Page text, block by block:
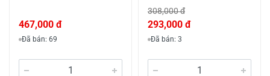
467,000 đ
Đã bán: 69
308,000 đ
293,000 đ
Đã bán: 3